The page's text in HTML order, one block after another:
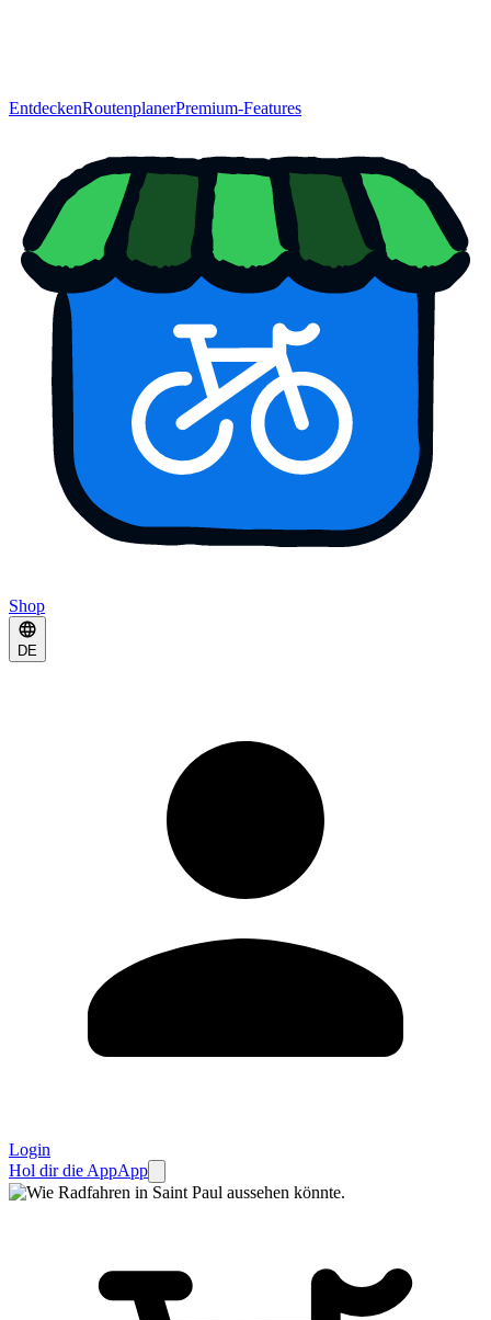
EntdeckenRoutenplanerPremium-Features
Shop
DE
Login
Hol dir die AppApp